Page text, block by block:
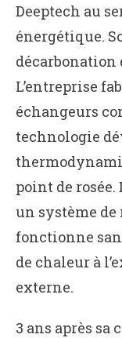
Deeptech au
énergétique.
L’entreprise
échangeurs
technologie
point de rosée.
un système
fonctionne
de chaleur à
externe.
3 ans après